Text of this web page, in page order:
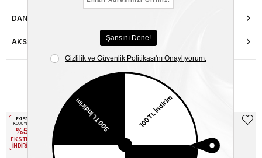
DANIŞMA HATTI
AKSESUAR ONARIMI
Benzer Ürünler
EKLE5
KODUYLA
%5
EKSTRA
İNDİRİM
EKLE5
KODUYLA
İNDİRİM